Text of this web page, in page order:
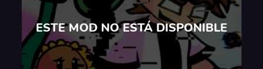
ESTE MOD NO ESTÁ DISPONIBLE